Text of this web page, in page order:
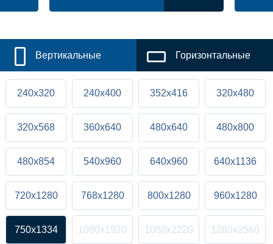
Вертикальные Горизонтальные
240x320 240x400 352x416 320x480
320x568 360x640 480x640 480x800
480x854 540x960 640x960 640x1136
720x1280 768x1280 800x1280 960x1280
750x1334 1080x1920 1080x2220 1280x2560